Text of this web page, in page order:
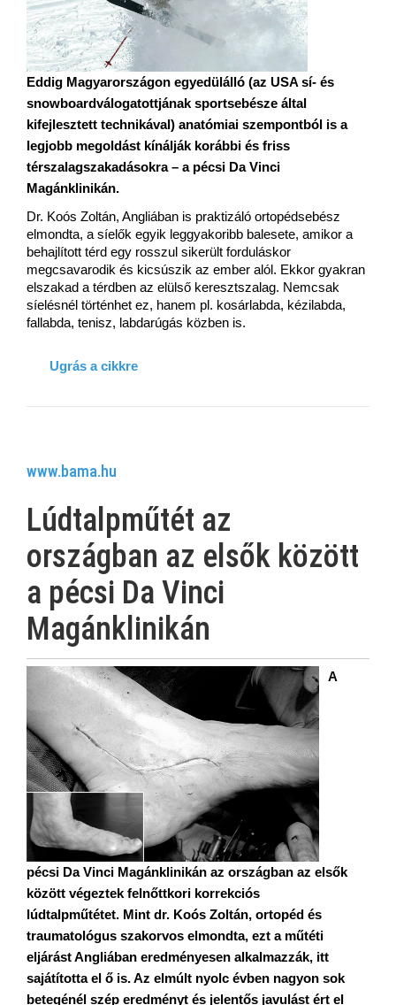
Eddig Magyarországon egyedülálló (az USA sí- és
snowboardválogatottjának sportsebésze által
kifejlesztett technikával) anatómiai szempontból is a
legjobb megoldást kínálják korábbi és friss
térszalagszakadásokra – a pécsi Da Vinci
Magánklinikán.
Dr. Koós Zoltán, Angliában is praktizáló ortopédsebész
elmondta, a síelők egyik leggyakoribb balesete, amikor a
behajlított térd egy rosszul sikerült forduláskor
megcsavarodik és kicsúszik az ember alól. Ekkor gyakran
elszakad a térdben az elülső keresztszalag. Nemcsak
síelésnél történhet ez, hanem pl. kosárlabda, kézilabda,
fallabda, tenisz, labdarúgás közben is.
Ugrás a cikkre
www.bama.hu
Lúdtalpműtét az
országban az elsők között
a pécsi Da Vinci
Magánklinikán
A
pécsi Da Vinci Magánklinikán az országban az elsők
között végeztek felnőttkori korrekciós
lúdtalpműtétet. Mint dr. Koós Zoltán, ortopéd és
traumatológus szakorvos elmondta, ezt a műtéti
eljárást Angliában eredményesen alkalmazzák, itt
sajátította el ő is. Az elmúlt nyolc évben nagyon sok
betegénél szép eredményt és jelentős javulást ért el